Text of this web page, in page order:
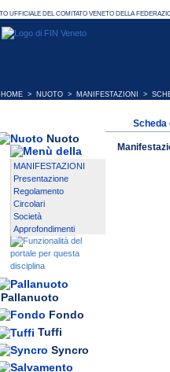
HOME > NUOTO > MANIFESTAZIONI >
Nuoto
MANIFESTAZIONI
Presentazione
Regolamento
Circolari
Società
Approfondimenti
Pallanuoto
Fondo
Tuffi
Syncro
Scheda